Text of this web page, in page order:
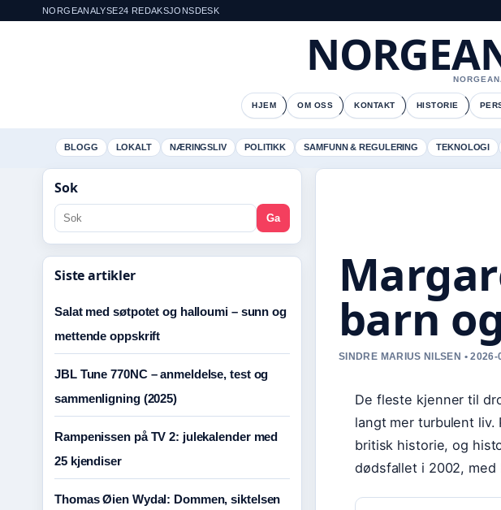
NORGEANALYSE24 REDAKSJONSDESK
HJEM OM OSS KONTAKT HISTORIE
BLOGG LOKALT NÆRINGSLIV POLITIKK SAMFUNN & REGULERING TEKNOLOGI
barn
SINDRE MARIUS NILSEN •
De fleste kjenner til
langt mer turbulent
britisk historie, og
dødsfallet i 2002,
Sok
Ga
Siste artikler
Salat med søtpotet og halloumi – sunn og
mettende oppskrift
JBL Tune 770NC – anmeldelse, test og
sammenligning (2025)
Rampenissen på TV 2: julekalender med
25 kjendiser
Thomas Øien Wydal: Dommen, siktelsen